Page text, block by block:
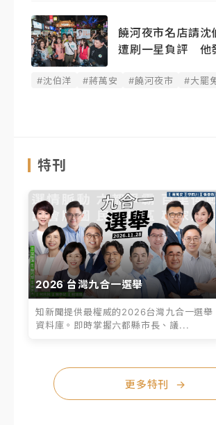
饒河夜市名店請沈
遭刷一星負評 他
#沈伯洋 #蔣萬安 #饒河夜市 #大罷
特刊
2026 台灣九合一選舉
知新聞提供最權威的2026台灣九合一選舉
資料庫。即時掌握六都縣市長、議...
更多特刊 →